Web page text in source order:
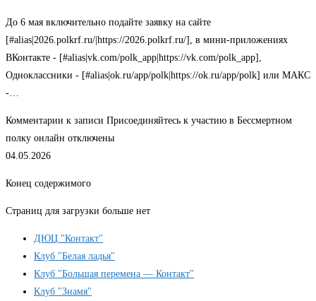
До 6 мая включительно подайте заявку на сайте
[#alias|2026.polkrf.ru/|https://2026.polkrf.ru/], в мини-приложениях
ВКонтакте - [#alias|vk.com/polk_app|https://vk.com/polk_app],
Одноклассники - [#alias|ok.ru/app/polk|https://ok.ru/app/polk] или МАКС
-…
Комментарии к записи Присоединяйтесь к участию в Бессмертном
полку онлайн отключены
04.05.2026
Конец содержимого
Страниц для загрузки больше нет
ДЮЦ "Контакт"
Клуб "Белая ладья"
Клуб "Большая перемена — Контакт"
Клуб "Знамя"